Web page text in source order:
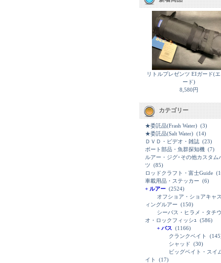
リトルプレゼンツ EIガード(
ード)
8,580円
カテゴリー
★委託品(Frash Water) (3)
★委託品(Salt Water) (14)
ＤＶＤ・ビデオ・雑誌 (23)
ボート部品・魚群探知機 (7)
ルアー・ジグ･その他カスタム
ツ (85)
ロッドクラフト・富士Guide
車載用品・ステッカー (6)
+ ルアー (2524)
オフショア・ショアキャ
ィングルアー (150)
シーバス・ヒラメ・タチウ
オ・ロックフィッシｭ (586)
+ バス (1166)
クランクベイト
シャッド (30)
ビッグベイト・スイ
イト
(17)